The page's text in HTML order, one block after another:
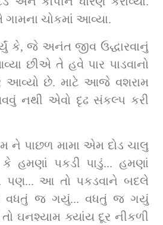
ચોકમાં આવ્યા.
કે, જે અનંત જીવ ઉદ્ધારવાનું
છીએ તે હવે પાર પાડવાનો
છે. માટે આજે વશરામ
નથી એવો દૃઢ સંકલ્પ કરી
પાછળ મામા એમ દોડ ચાલુ
હમણાં પકડી પાડું... હમણાં
પણ... આ તો પકડવાને બદલે
વધતું જ ગયું... વધતું જ ગયું
તો ઘનશ્યામ ક્યાંય દૂર નીકળી